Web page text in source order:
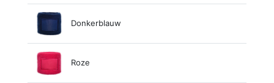
Donkerblauw
Roze